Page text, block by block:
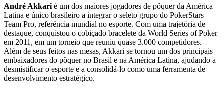
André Akkari é um dos maiores jogadores de pôquer da América
Latina e único brasileiro a integrar o seleto grupo do PokerStars
Team Pro, referência mundial no esporte. Com uma trajetória de
destaque, conquistou o cobiçado bracelete da World Series of Poker
em 2011, em um torneio que reuniu quase 3.000 competidores.
Além de seus feitos nas mesas, Akkari se tornou um dos principais
embaixadores do pôquer no Brasil e na América Latina, ajudando a
desmistificar o esporte e a consolidá-lo como uma ferramenta de
desenvolvimento estratégico.